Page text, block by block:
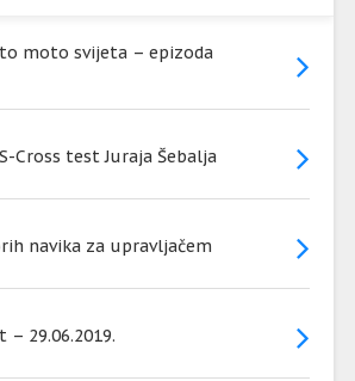
moto svijeta – epizoda
Cross test Juraja Šebalja
navika za upravljačem
29.06.2019.